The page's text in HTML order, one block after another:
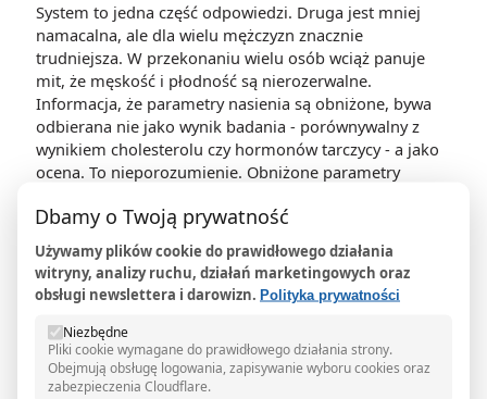
System to jedna część odpowiedzi. Druga jest mniej
namacalna, ale dla wielu mężczyzn znacznie
trudniejsza. W przekonaniu wielu osób wciąż panuje
mit, że męskość i płodność są nierozerwalne.
Informacja, że parametry nasienia są obniżone, bywa
odbierana nie jako wynik badania - porównywalny z
wynikiem cholesterolu czy hormonów tarczycy - a jako
ocena. To nieporozumienie. Obniżone parametry
sprawiają, że jest mniej wartościowy..
Z tego wstydu i strachu, które rzadko są nazywane po
imieniu, biorą się bardzo konkretne zachowania.
Odkładanie badania - „najpierw niech ona się
przebada". Założenie, że jeśli para nie zachodzi w ciążę,
problem prawie na pewno leży po stronie kobiety, bo
„w rodzinie wszyscy mają dzieci". Strach przed
wynikiem jest na tyle realny, że wielu mężczyzn woli żyć
Dbamy o Twoją prywatność
Używamy plików cookie do prawidłowego działania
witryny, analizy ruchu, działań marketingowych oraz
obsługi newslettera i darowizn. Polityka prywatności
Niezbędne
Pliki cookie wymagane do prawidłowego działania strony.
Obejmują obsługę logowania, zapisywanie wyboru cookies oraz
zabezpieczenia Cloudflare.